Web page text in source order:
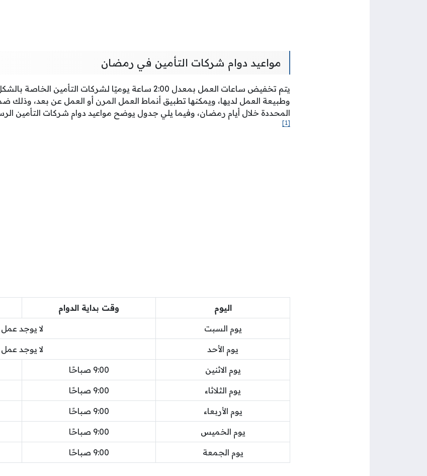
مواعيد دوام شركات التأمين في رمضان
يتم تخفيض ساعات العمل بمعدل 2:00 ساعة يوميًا لشركات
وطبيعة العمل لديها، ويمكنها تطبيق أنماط العمل المرن أو العمل عن بعد، وذلك
المحددة خلال أيام رمضان، وفيما يلي جدول يوضح مواعيد دوام شركات التأمين
[1]
اليوم وقت بداية الدوام
يوم السبت لا يوجد عمل
يوم الأحد لا يوجد عمل
يوم الاثنين 9:00 صباحًا
يوم الثلاثاء 9:00 صباحًا
يوم الأربعاء 9:00 صباحًا
يوم الخميس 9:00 صباحًا
يوم الجمعة 9:00 صباحًا